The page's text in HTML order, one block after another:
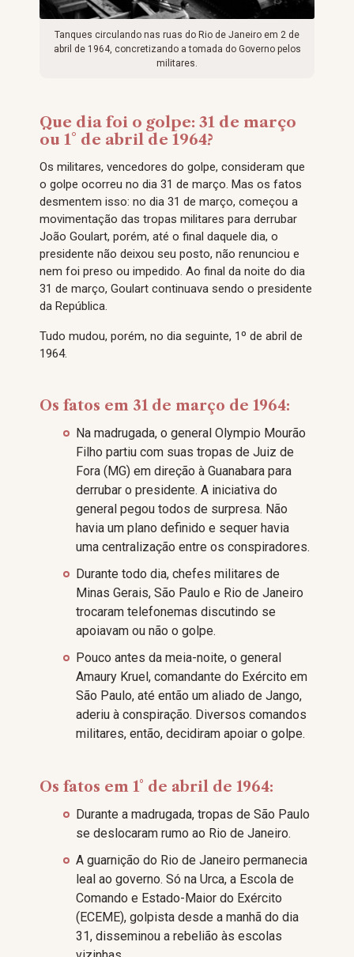
Tanques circulando nas ruas do Rio de Janeiro em 2 de
abril de 1964, concretizando a tomada do Governo pelos
militares.
Que dia foi o golpe: 31 de março
ou 1° de abril de 1964?
Os militares, vencedores do golpe, consideram que
o golpe ocorreu no dia 31 de março. Mas os fatos
desmentem isso: no dia 31 de março, começou a
movimentação das tropas militares para derrubar
João Goulart, porém, até o final daquele dia, o
presidente não deixou seu posto, não renunciou e
nem foi preso ou impedido. Ao final da noite do dia
31 de março, Goulart continuava sendo o presidente
da República.
Tudo mudou, porém, no dia seguinte, 1º de abril de
1964.
Os fatos em 31 de março de 1964:
Na madrugada, o general Olympio Mourão
Filho partiu com suas tropas de Juiz de
Fora (MG) em direção à Guanabara para
derrubar o presidente. A iniciativa do
general pegou todos de surpresa. Não
havia um plano definido e sequer havia
uma centralização entre os conspiradores.
Durante todo dia, chefes militares de
Minas Gerais, São Paulo e Rio de Janeiro
trocaram telefonemas discutindo se
apoiavam ou não o golpe.
Pouco antes da meia-noite, o general
Amaury Kruel, comandante do Exército em
São Paulo, até então um aliado de Jango,
aderiu à conspiração. Diversos comandos
militares, então, decidiram apoiar o golpe.
Os fatos em 1° de abril de 1964:
Durante a madrugada, tropas de São Paulo
se deslocaram rumo ao Rio de Janeiro.
A guarnição do Rio de Janeiro permanecia
leal ao governo. Só na Urca, a Escola de
Comando e Estado-Maior do Exército
(ECEME), golpista desde a manhã do dia
31, disseminou a rebelião às escolas